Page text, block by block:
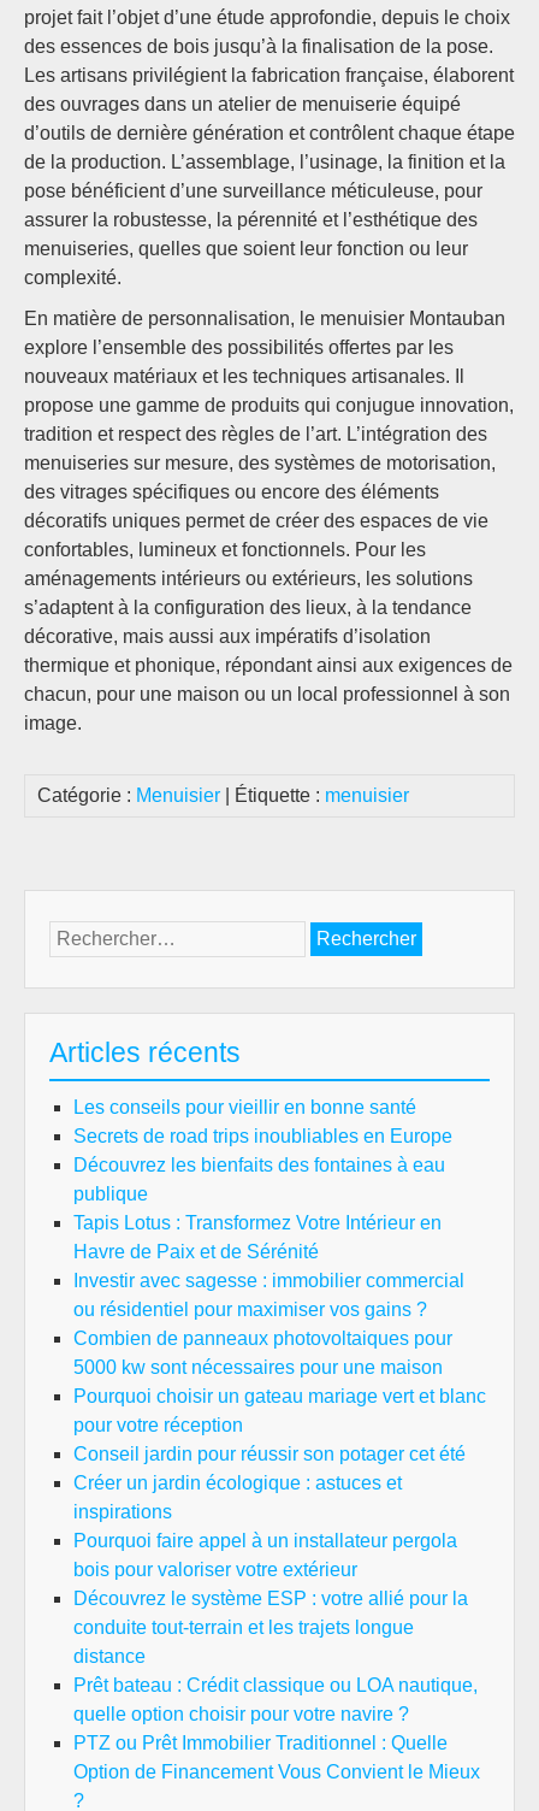
projet fait l’objet d’une étude approfondie, depuis le choix
des essences de bois jusqu’à la finalisation de la pose.
Les artisans privilégient la fabrication française, élaborent
des ouvrages dans un atelier de menuiserie équipé
d’outils de dernière génération et contrôlent chaque étape
de la production. L’assemblage, l’usinage, la finition et la
pose bénéficient d’une surveillance méticuleuse, pour
assurer la robustesse, la pérennité et l’esthétique des
menuiseries, quelles que soient leur fonction ou leur
complexité.
En matière de personnalisation, le menuisier Montauban
explore l’ensemble des possibilités offertes par les
nouveaux matériaux et les techniques artisanales. Il
propose une gamme de produits qui conjugue innovation,
tradition et respect des règles de l’art. L’intégration des
menuiseries sur mesure, des systèmes de motorisation,
des vitrages spécifiques ou encore des éléments
décoratifs uniques permet de créer des espaces de vie
confortables, lumineux et fonctionnels. Pour les
aménagements intérieurs ou extérieurs, les solutions
s’adaptent à la configuration des lieux, à la tendance
décorative, mais aussi aux impératifs d’isolation
thermique et phonique, répondant ainsi aux exigences de
chacun, pour une maison ou un local professionnel à son
image.
Catégorie : Menuisier | Étiquette : menuisier
Rechercher :
Articles récents
Les conseils pour vieillir en bonne santé
Secrets de road trips inoubliables en Europe
Découvrez les bienfaits des fontaines à eau
publique
Tapis Lotus : Transformez Votre Intérieur en
Havre de Paix et de Sérénité
Investir avec sagesse : immobilier commercial
ou résidentiel pour maximiser vos gains ?
Combien de panneaux photovoltaiques pour
5000 kw sont nécessaires pour une maison
Pourquoi choisir un gateau mariage vert et blanc
pour votre réception
Conseil jardin pour réussir son potager cet été
Créer un jardin écologique : astuces et
inspirations
Pourquoi faire appel à un installateur pergola
bois pour valoriser votre extérieur
Découvrez le système ESP : votre allié pour la
conduite tout-terrain et les trajets longue
distance
Prêt bateau : Crédit classique ou LOA nautique,
quelle option choisir pour votre navire ?
PTZ ou Prêt Immobilier Traditionnel : Quelle
Option de Financement Vous Convient le Mieux
?